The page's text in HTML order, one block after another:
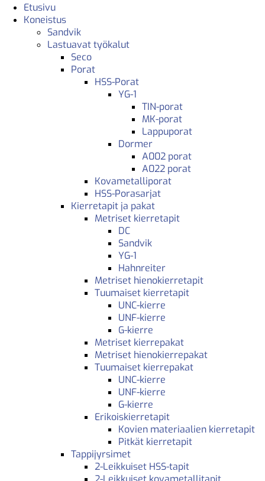
Etusivu
Koneistus
Sandvik
Lastuavat työkalut
Seco
Porat
HSS-Porat
YG-1
TIN-porat
MK-porat
Lappuporat
Dormer
A002 porat
A022 porat
Kovametalliporat
HSS-Porasarjat
Kierretapit ja pakat
Metriset kierretapit
DC
Sandvik
YG-1
Hahnreiter
Metriset hienokierretapit
Tuumaiset kierretapit
UNC-kierre
UNF-kierre
G-kierre
Metriset kierrepakat
Metriset hienokierrepakat
Tuumaiset kierrepakat
UNC-kierre
UNF-kierre
G-kierre
Erikoiskierretapit
Kovien materiaalien kierretapit
Pitkät kierretapit
Tappijyrsimet
2-Leikkuiset HSS-tapit